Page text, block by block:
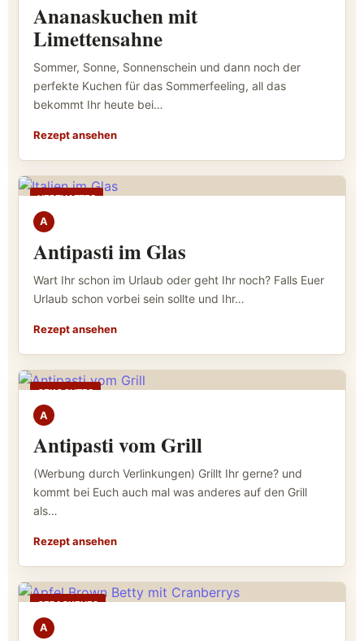
Ananaskuchen mit
Limettensahne
Sommer, Sonne, Sonnenschein und dann noch der
perfekte Kuchen für das Sommerfeeling, all das
bekommt Ihr heute bei…
Rezept ansehen
HERZHAFTES
A
Antipasti im Glas
Wart Ihr schon im Urlaub oder geht Ihr noch? Falls Euer
Urlaub schon vorbei sein sollte und Ihr…
Rezept ansehen
GEKOCHTES
A
Antipasti vom Grill
(Werbung durch Verlinkungen) Grillt Ihr gerne? und
kommt bei Euch auch mal was anderes auf den Grill
als…
Rezept ansehen
GEBACKENES
A